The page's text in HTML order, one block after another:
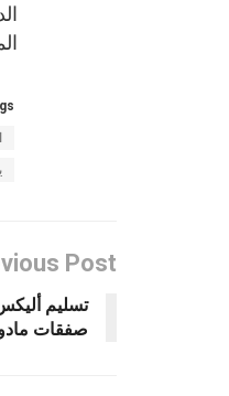
Post
تسليم
صفقات